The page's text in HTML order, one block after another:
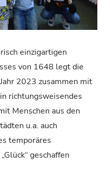
einzigartigen
von 1648 legt die
2023 zusammen mit
richtungsweisendes
Menschen aus den
u.a. auch
temporäres
geschaffen